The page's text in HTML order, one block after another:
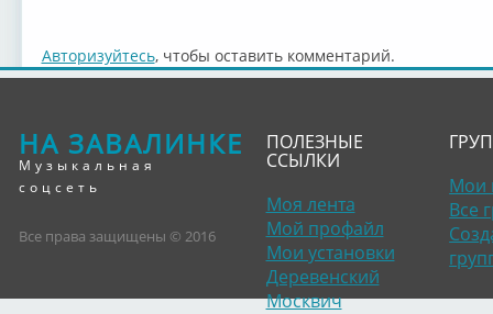
Авторизуйтесь, чтобы оставить комментарий.
НА ЗАВАЛИНКЕ
Музыкальная
соцсеть
Все права защищены © 2016
ПОЛЕЗНЫЕ
ССЫЛКИ
Моя лента
Мой профайл
Мои установки
Деревенский
Москвич
Мои
Все